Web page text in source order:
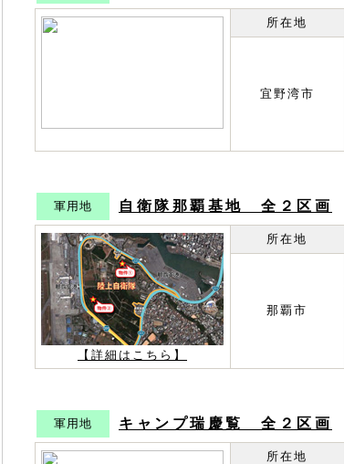
所在地
宜野湾市
軍用地 自衛隊那覇基地 全２区画
【詳細はこちら】
所在地
那覇市
軍用地 キャンプ瑞慶覧 全２区画
所在地